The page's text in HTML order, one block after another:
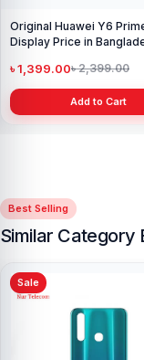
Original Huawei Y6
Display Price in
৳ 1,399.00৳ 2,399.00
Add to Cart
Best Selling
Similar Category
Sale